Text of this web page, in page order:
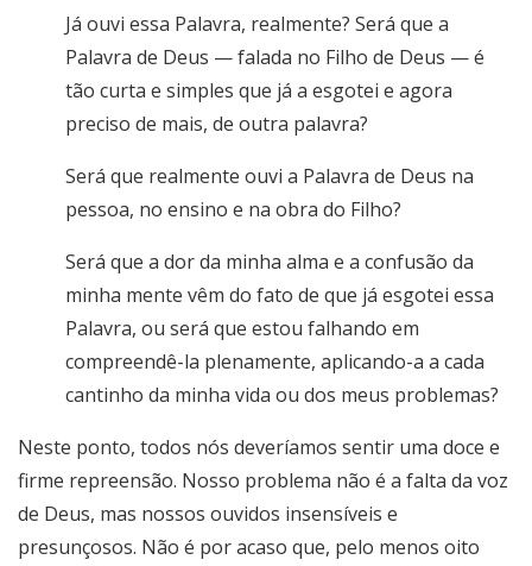
Já ouvi essa Palavra, realmente? Será que a
Palavra de Deus — falada no Filho de Deus — é
tão curta e simples que já a esgotei e agora
preciso de mais, de outra palavra?
Será que realmente ouvi a Palavra de Deus na
pessoa, no ensino e na obra do Filho?
Será que a dor da minha alma e a confusão da
minha mente vêm do fato de que já esgotei essa
Palavra, ou será que estou falhando em
compreendê-la plenamente, aplicando-a a cada
cantinho da minha vida ou dos meus problemas?
Neste ponto, todos nós deveríamos sentir uma doce e
firme repreensão. Nosso problema não é a falta da voz
de Deus, mas nossos ouvidos insensíveis e
presunçosos. Não é por acaso que, pelo menos oito